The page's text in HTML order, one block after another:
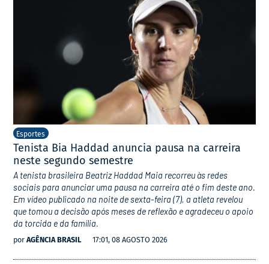
Esportes
Tenista Bia Haddad anuncia pausa na carreira
neste segundo semestre
A tenista brasileira Beatriz Haddad Maia recorreu às redes
sociais para anunciar uma pausa na carreira até o fim deste ano.
Em vídeo publicado na noite de sexta-feira (7), a atleta revelou
que tomou a decisão após meses de reflexão e agradeceu o apoio
da torcida e da família.
por AGÊNCIA BRASIL 17:01, 08 AGOSTO 2026